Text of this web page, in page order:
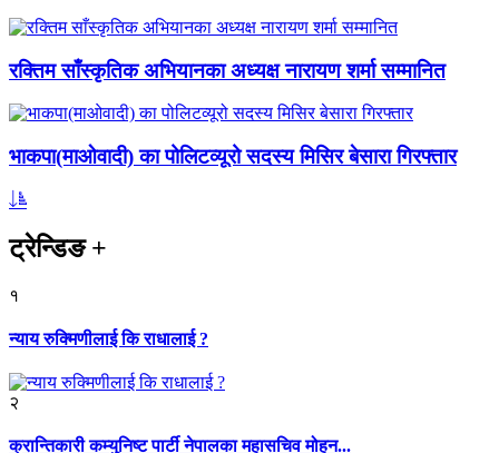
रक्तिम साँस्कृतिक अभियानका अध्यक्ष नारायण शर्मा सम्मानित
भाकपा(माओवादी) का पोलिटव्यूरो सदस्य मिसिर बेसारा गिरफ्तार
ट्रेन्डिङ+
१
न्याय रुक्मिणीलाई कि राधालाई ?
२
क्रान्तिकारी कम्युनिष्ट पार्टी नेपालका महासचिव मोहन...